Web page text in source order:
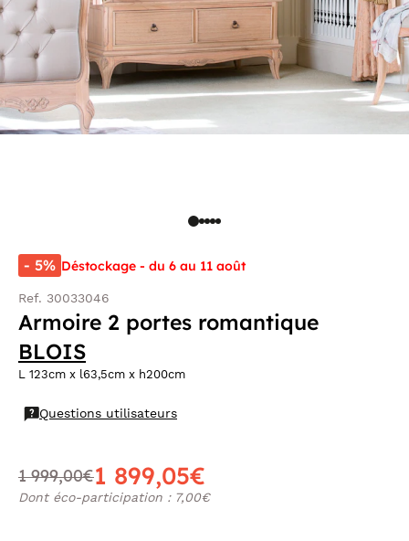
- 5% Déstockage - du 6 au 11 août
Ref. 30033046
Armoire 2 portes romantique
BLOIS
L 123cm x l63,5cm x h200cm
Questions utilisateurs
1 999,00€1 899,05€
Dont éco-participation : 7,00€